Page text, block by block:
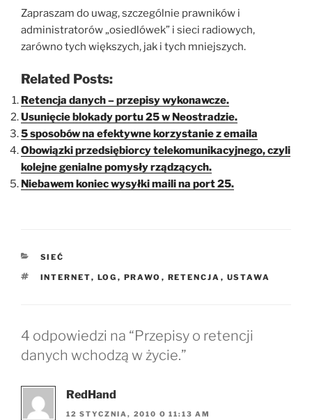
Zapraszam do uwag, szczególnie prawników i
administratorów „osiedlówek” i sieci radiowych,
zarówno tych większych, jak i tych mniejszych.
Related Posts:
Retencja danych – przepisy wykonawcze.
Usunięcie blokady portu 25 w Neostradzie.
5 sposobów na efektywne korzystanie z emaila
Obowiązki przedsiębiorcy telekomunikacyjnego, czyli
kolejne genialne pomysły rządzących.
Niebawem koniec wysyłki maili na port 25.
KATEGORIE
SIEĆ
TAGI
INTERNET, LOG , PRAWO , RETENCJA , USTAWA
4 odpowiedzi na “Przepisy o retencji
danych wchodzą w życie.”
RedHand
12 STYCZNIA, 2010 O 11:13 AM